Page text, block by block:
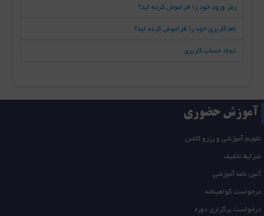
رمز ورود خود را فراموش کرده اید؟
نام کاربری خود را فراموش کرده اید؟
ایجاد حساب کاربری
آموزش حضوری
تقویم آموزشی و رزرو کلاس
شرایط تخفیف
آئین نامه آموزشی
درخواست گواهینامه
درخواست برگزاری دوره